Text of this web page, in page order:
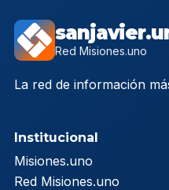
Red Misiones.uno
La red de información
Institucional
Misiones.uno
Red Misiones.uno